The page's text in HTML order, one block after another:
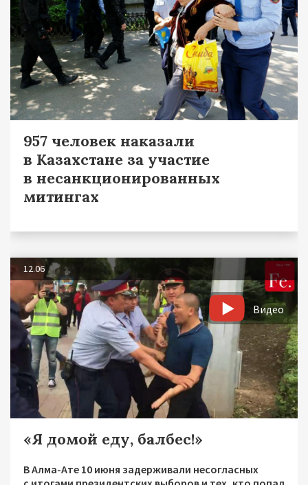
957 человек наказали
в Казахстане за участие
в несанкционированных
митингах
12.06
Видео
«Я домой еду, балбес!»
В Алма-Ате 10 июня задерживали несогласных